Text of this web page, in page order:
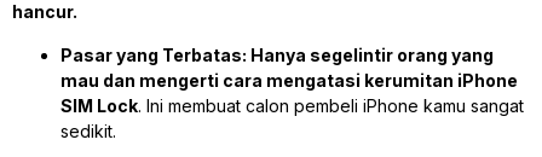
hancur.
Pasar yang Terbatas: Hanya segelintir orang yang
mau dan mengerti cara mengatasi kerumitan iPhone
SIM Lock. Ini membuat calon pembeli iPhone kamu sangat
sedikit.